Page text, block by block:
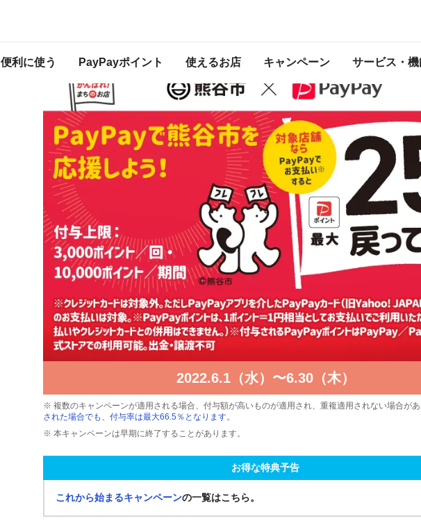
便利に使う PayPayポイント 使えるお店 キャンペーン サービス・
ります。開催中のキャンペーン一覧はこちら。
2022.6.1（水）〜6.30（木）
※ 複数のキャンペーンが適用される場合、付与額が高いものが適用され、重複適用されない場合が
された場合でも、付与率は最大66.5％となります。
※ 本キャンペーンは早期に終了することがあります。
お得な特典予告
これから始まるキャンペーンの一覧はこちら。